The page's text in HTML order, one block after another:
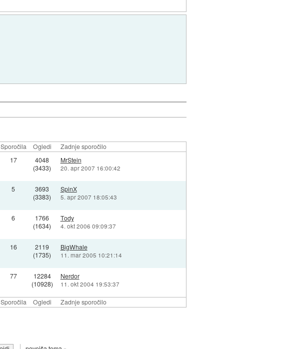
Sporočila Ogledi Zadnje sporočilo
Sporočila Ogledi Zadnje sporočilo
17
4048
(3433)
MrStein
20. apr 2007 16:00:42
5
3693
(3383)
SpinX
5. apr 2007 18:05:43
6
1766
(1634)
Tody
4. okt 2006 09:09:37
16
2119
(1735)
BigWhale
11. mar 2005 10:21:14
77
12284
(10928)
Nerdor
11. okt 2004 19:53:37